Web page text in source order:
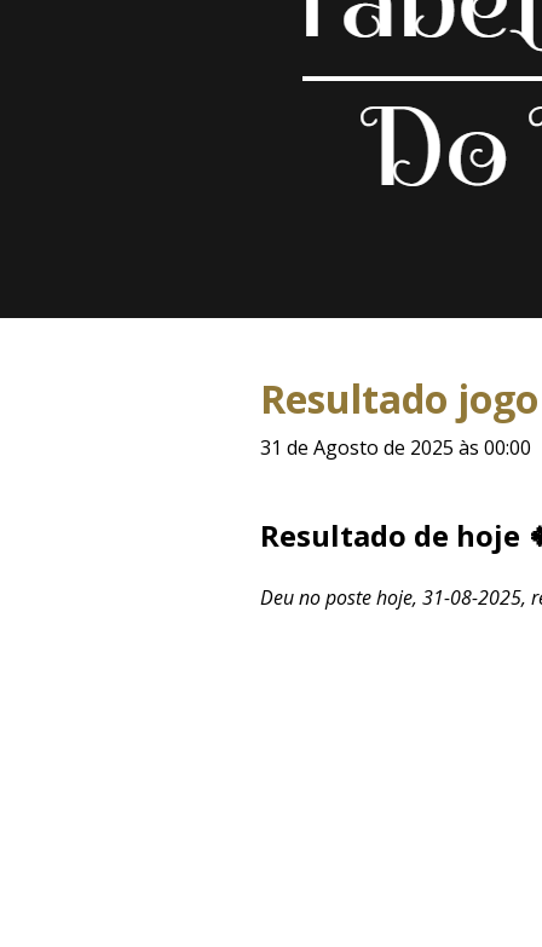
Resultado
31 de Agosto de 2025 às 00:00
Resultado de hoje
Deu no poste hoje, 31-08-2025,